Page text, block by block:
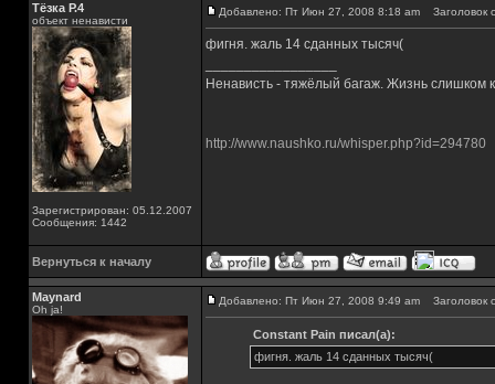
Тёзка Р.4
объект ненависти
Зарегистрирован: 05.12.2007
Сообщения: 1442
Добавлено: Пт Июн 27, 2008 8:18 am Заголовок
фигня. жаль 14 сданных тысяч(
Ненависть - тяжёлый багаж. Жизнь слишком
http://www.naushko.ru/whisper.php?id=294780
Вернуться к началу
Maynard
Oh ja!
Добавлено: Пт Июн 27, 2008 9:49 am Заголовок
Constant Pain писал(а):
фигня. жаль 14 сданных тысяч(